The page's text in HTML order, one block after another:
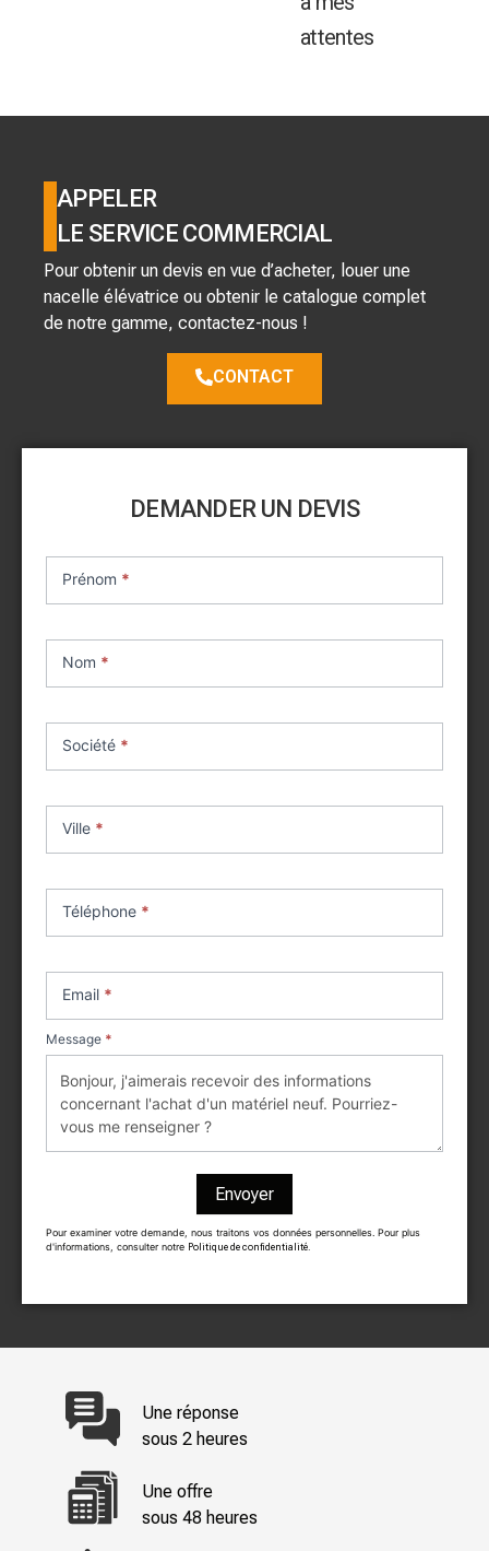
attentes
APPELER
LE SERVICE COMMERCIAL
Pour obtenir un devis en vue d’acheter, louer une
nacelle élévatrice ou obtenir le catalogue complet
de notre gamme, contactez-nous !
CONTACT
DEMANDER UN DEVIS
achat
Prénom *
Nom *
Société *
Ville *
Téléphone *
Email *
Message *
Envoyer
Pour examiner votre demande, nous traitons vos données personnelles. Pour plus
d'informations, consulter notre Politique de confidentialité.
Une réponse
sous 2 heures
Une offre
sous 48 heures